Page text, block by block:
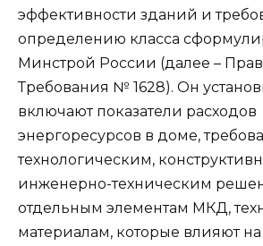
эффективности зданий и
определению класса
Минстрой России (далее –
Требования № 1628). Он
включают показатели расходов
энергоресурсов в доме,
технологическим,
инженерно-техническим
отдельным элементам МКД,
материалам, которые влияют